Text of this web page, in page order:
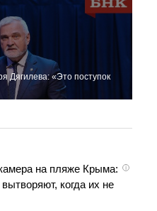
Дягилева: «Это поступок
i
на пляже Крыма:
когда их не